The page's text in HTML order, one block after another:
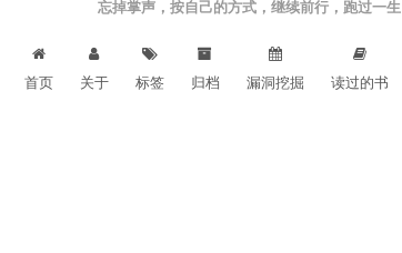
忘掉掌声，按自己的方式，继续前行，跑过一生
首页 关于 标签 归档 漏洞挖掘 读过的书